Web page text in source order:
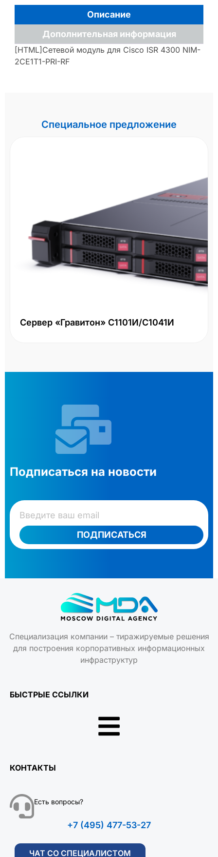
Описание
Дополнительная информация
[HTML]Сетевой модуль для Cisco ISR 4300 NIM-
2CE1T1-PRI-RF
Специальное предложение
Сервер «Гравитон» С1101И/С1041И
Подписаться на новости
ПОДПИСАТЬСЯ
Специализация компании – тиражируемые решения
для построения корпоративных информационных
инфраструктур
БЫСТРЫЕ ССЫЛКИ
КОНТАКТЫ
Есть вопросы?
+7 (495) 477-53-27
ЧАТ СО СПЕЦИАЛИСТОМ